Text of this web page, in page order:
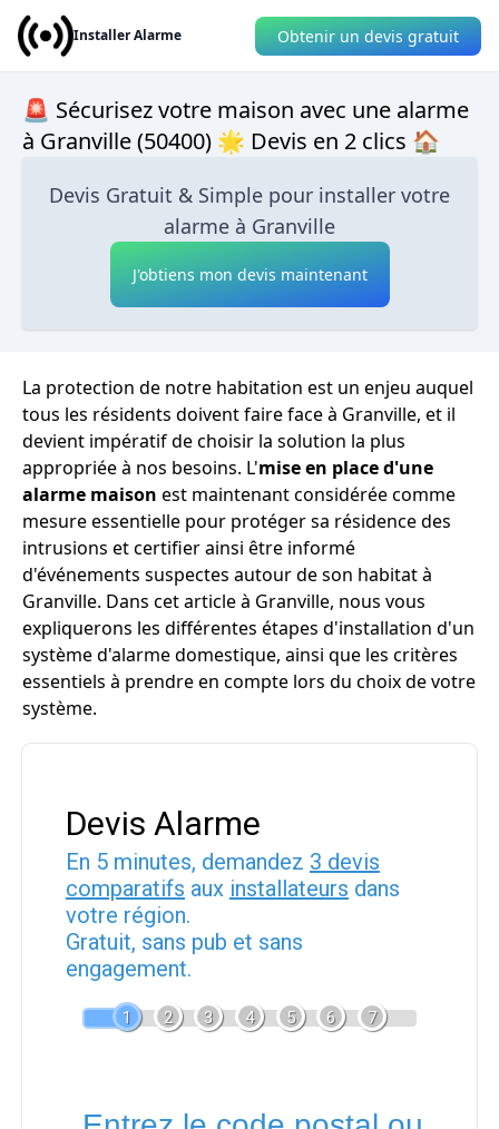
Installer Alarme Obtenir un devis gratuit
🚨 Sécurisez votre maison avec une alarme
à Granville (50400) 🌟 Devis en 2 clics 🏠
Devis Gratuit & Simple pour installer votre
alarme à Granville
J'obtiens mon devis maintenant
La protection de notre habitation est un enjeu auquel
tous les résidents doivent faire face à Granville, et il
devient impératif de choisir la solution la plus
appropriée à nos besoins. L'mise en place d'une
alarme maison est maintenant considérée comme
mesure essentielle pour protéger sa résidence des
intrusions et certifier ainsi être informé
d'événements suspectes autour de son habitat à
Granville. Dans cet article à Granville, nous vous
expliquerons les différentes étapes d'installation d'un
système d'alarme domestique, ainsi que les critères
essentiels à prendre en compte lors du choix de votre
système.
Devis Alarme
En 5 minutes, demandez 3 devis
comparatifs aux installateurs dans
votre région.
Gratuit, sans pub et sans
engagement.
1 2 3 4 5 6 7